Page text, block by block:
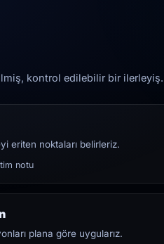
kontrol edilebilir bir ilerleyiş.
eriten noktaları belirleriz.
notu
plana göre uygularız.